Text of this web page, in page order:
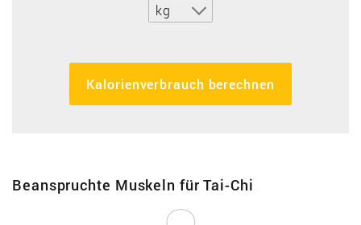
kg
Kalorienverbrauch berechnen
Beanspruchte Muskeln für Tai-Chi